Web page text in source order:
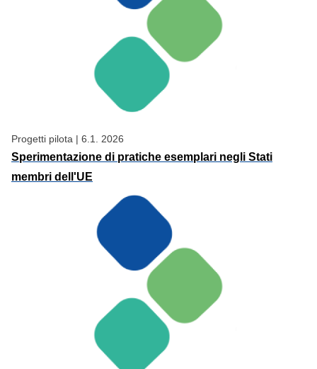
Progetti pilota | 6.1. 2026
Sperimentazione di pratiche esemplari negli Stati
membri dell'UE